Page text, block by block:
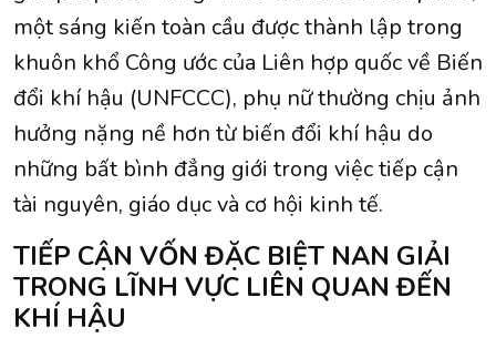
một sáng kiến toàn cầu được thành lập trong
khuôn khổ Công ước của Liên hợp quốc về Biến
đổi khí hậu (UNFCCC), phụ nữ thường chịu ảnh
hưởng nặng nề hơn từ biến đổi khí hậu do
những bất bình đẳng giới trong việc tiếp cận
tài nguyên, giáo dục và cơ hội kinh tế.
TIẾP CẬN VỐN ĐẶC BIỆT NAN GIẢI
TRONG LĨNH VỰC LIÊN QUAN ĐẾN
KHÍ HẬU